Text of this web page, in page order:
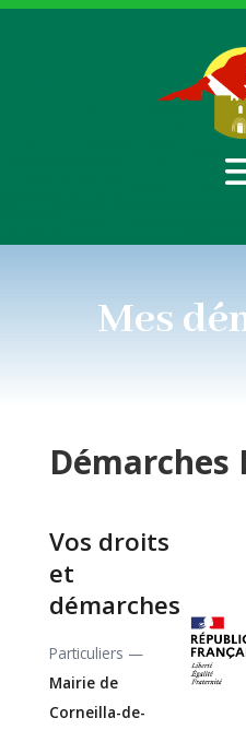
Mes
Démarches
Vos droits
et
démarches
Particuliers —
Mairie de
Corneilla-de-